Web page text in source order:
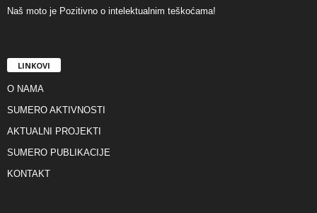
Naš moto je Pozitivno o intelektualnim teškoćama!
LINKOVI
O NAMA
SUMERO AKTIVNOSTI
AKTUALNI PROJEKTI
SUMERO PUBLIKACIJE
KONTAKT